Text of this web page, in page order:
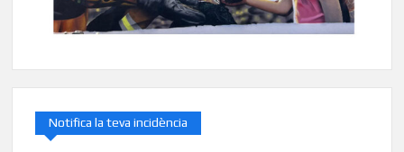
Notifica la teva incidència